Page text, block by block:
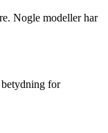
Nogle modeller har
betydning for